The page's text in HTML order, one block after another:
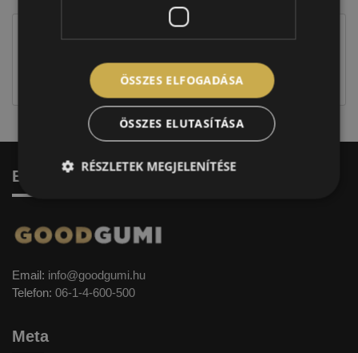
Figyelem a feltüntetett címke adatok tájékoztató
címkével ellátott abroncs kerül kiszállításra.
Elérhetőség
Email: info@goodgumi.hu
Telefon: 06-1-4-600-500
Meta
ÖSSZES ELFOGADÁSA
ÖSSZES ELUTASÍTÁSA
RÉSZLETEK MEGJELENÍTÉSE